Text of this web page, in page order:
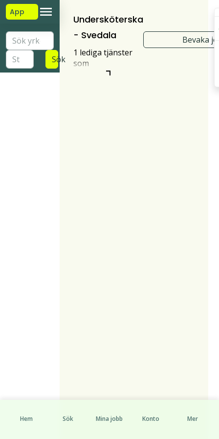
App
Sök
Undersköterska
- Svedala
1 lediga tjänster
som
undersköterska i
Bevaka
Hem Sök Mina jobb Konto Mer